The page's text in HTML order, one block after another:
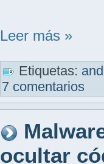
Leer más »
Etiquetas:
7 comentarios
ocultar